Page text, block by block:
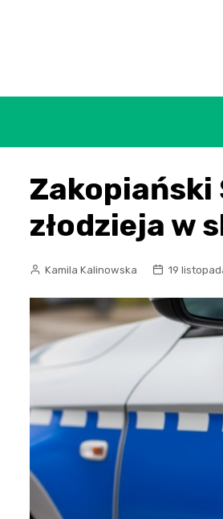
Zakopiański
złodzieja w
Kamila Kalinowska 19